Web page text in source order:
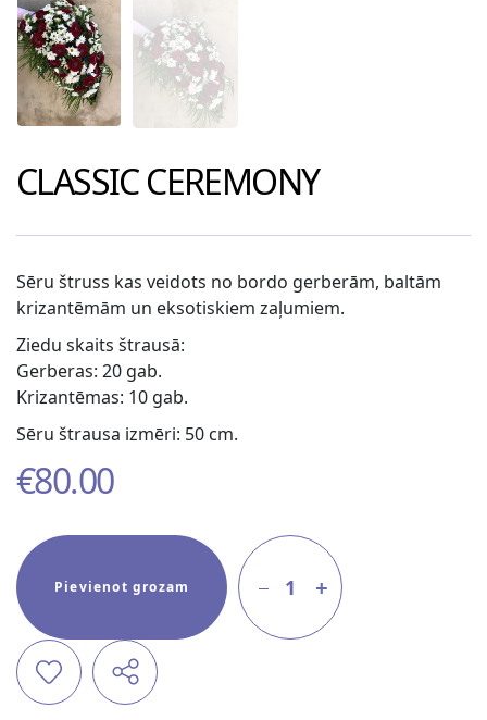
CLASSIC CEREMONY
Sēru štruss kas veidots no bordo gerberām, baltām
krizantēmām un eksotiskiem zaļumiem.
Ziedu skaits štrausā:
Gerberas: 20 gab.
Krizantēmas: 10 gab.
Sēru štrausa izmēri: 50 cm.
€80.00
Pievienot grozam 1